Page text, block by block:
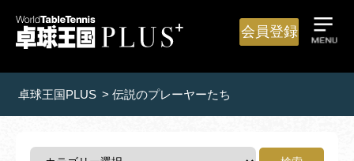
会員登録
卓球王国PLUS > 伝説のプレーヤーたち